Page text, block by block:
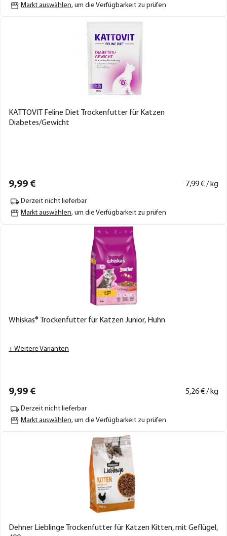
Markt auswählen, um die Verfügbarkeit zu prüfen
KATTOVIT Feline Diet Trockenfutter für Katzen
Diabetes/Gewicht
9,99 € 7,99€ / kg
Derzeit nicht lieferbar
Markt auswählen, um die Verfügbarkeit zu prüfen
Whiskas® Trockenfutter für Katzen Junior, Huhn
+ Weitere Varianten
9,99 € 5,26€ / kg
Derzeit nicht lieferbar
Markt auswählen, um die Verfügbarkeit zu prüfen
Dehner Lieblinge Trockenfutter für Katzen Kitten, mit Geflügel,